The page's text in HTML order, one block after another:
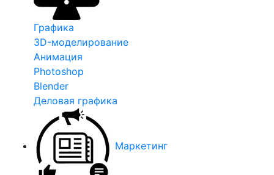
Графика
3D-моделирование
Анимация
Photoshop
Blender
Деловая графика
Маркетинг